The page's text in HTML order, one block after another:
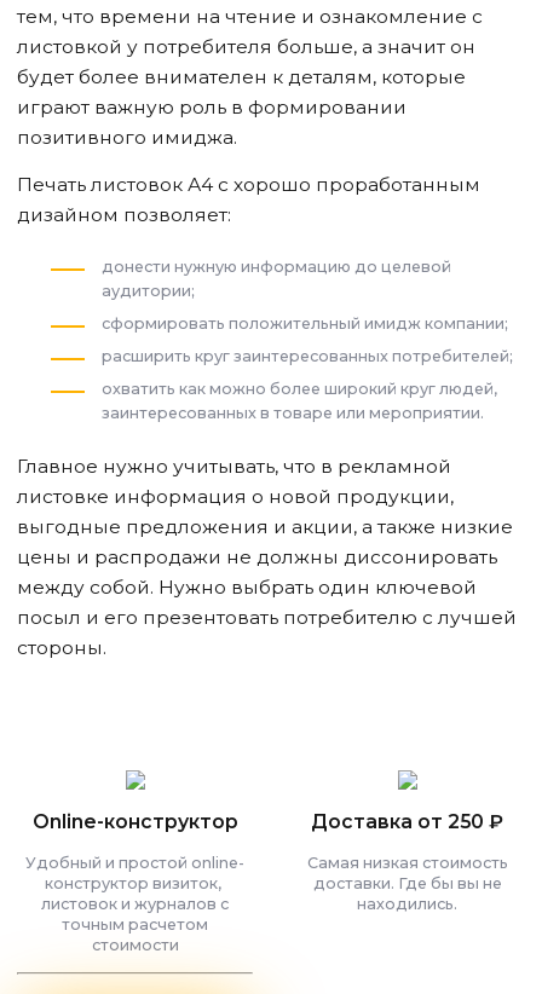
тем, что времени на чтение и ознакомление с
листовкой у потребителя больше, а значит он
будет более внимателен к деталям, которые
играют важную роль в формировании
позитивного имиджа.
Печать листовок А4 с хорошо проработанным
дизайном позволяет:
донести нужную информацию до целевой
аудитории;
сформировать положительный имидж компании;
расширить круг заинтересованных потребителей;
охватить как можно более широкий круг людей,
заинтересованных в товаре или мероприятии.
Главное нужно учитывать, что в рекламной
листовке информация о новой продукции,
выгодные предложения и акции, а также низкие
цены и распродажи не должны диссонировать
между собой. Нужно выбрать один ключевой
посыл и его презентовать потребителю с лучшей
стороны.
Online-конструктор
Удобный и простой online-
конструктор визиток,
листовок и журналов с
точным расчетом
стоимости
Доставка от 250 ₽
Самая низкая стоимость
доставки. Где бы вы не
находились.